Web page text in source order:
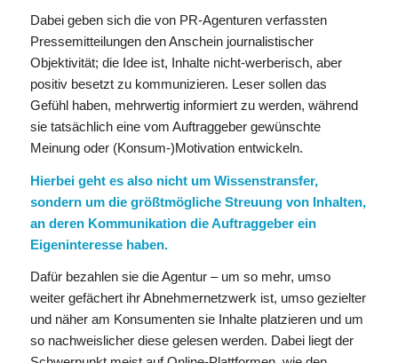
Dabei geben sich die von PR-Agenturen verfassten
Pressemitteilungen den Anschein journalistischer
Objektivität; die Idee ist, Inhalte nicht-werberisch, aber
positiv besetzt zu kommunizieren. Leser sollen das
Gefühl haben, mehrwertig informiert zu werden, während
sie tatsächlich eine vom Auftraggeber gewünschte
Meinung oder (Konsum-)Motivation entwickeln.
Hierbei geht es also nicht um Wissenstransfer,
sondern um die größtmögliche Streuung von Inhalten,
an deren Kommunikation die Auftraggeber ein
Eigeninteresse haben.
Dafür bezahlen sie die Agentur – um so mehr, umso
weiter gefächert ihr Abnehmernetzwerk ist, umso gezielter
und näher am Konsumenten sie Inhalte platzieren und um
so nachweislicher diese gelesen werden. Dabei liegt der